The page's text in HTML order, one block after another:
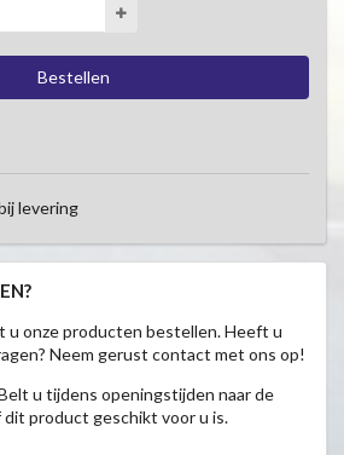
levering
u onze producten bestellen. Heeft u
Neem gerust contact met ons op!
u tijdens openingstijden naar de
product geschikt voor u is.